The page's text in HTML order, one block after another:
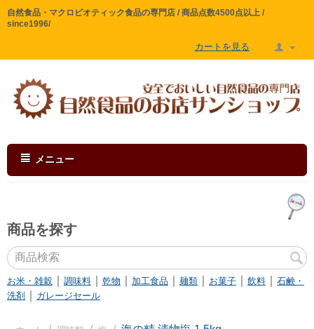
自然食品・マクロビオティック食品の専門店 / 商品点数4500点以上 /
since1996/
カートを見る
メニュー
商品を探す
お米・雑穀 調味料 乾物 加工食品 麺類 お菓子 飲料
石鹸・
洗剤
ガレージセール